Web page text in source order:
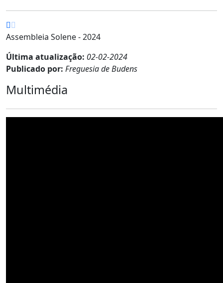
Assembleia Solene - 2024
Última atualização: 02-02-2024
Publicado por: Freguesia de Budens
Multimédia